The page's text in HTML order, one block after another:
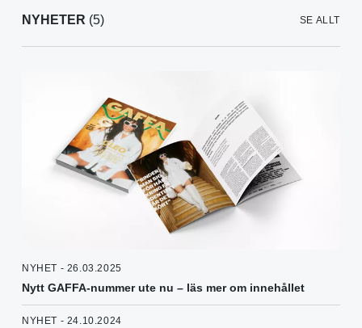
NYHETER (5) SE ALLT
NYHET - 26.03.2025
Nytt GAFFA-nummer ute nu – läs mer om innehållet
NYHET - 24.10.2024